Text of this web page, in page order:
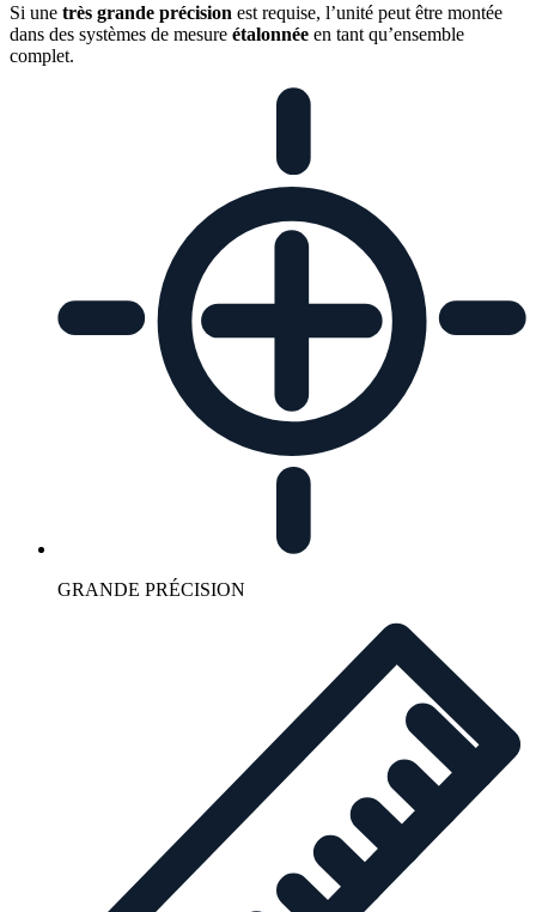
Si une très grande précision est requise, l’unité peut être montée
dans des systèmes de mesure étalonnée en tant qu’ensemble
complet.
GRANDE PRÉCISION